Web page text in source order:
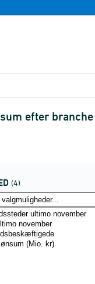
efter branche
(4)